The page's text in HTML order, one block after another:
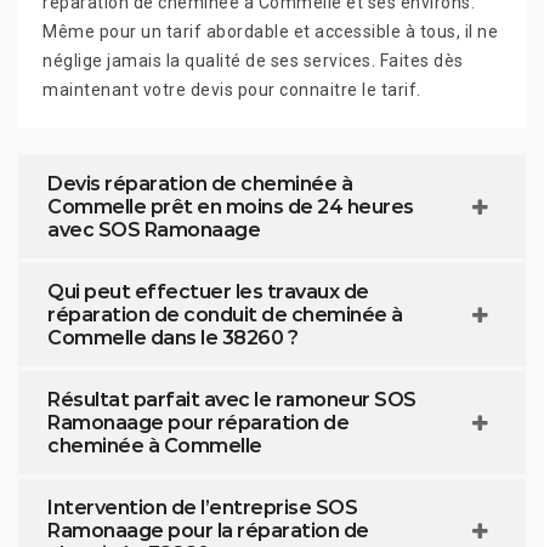
Même pour un tarif abordable et accessible à tous, il ne
néglige jamais la qualité de ses services. Faites dès
maintenant votre devis pour connaitre le tarif.
Devis réparation de cheminée à
Commelle prêt en moins de 24 heures
avec SOS Ramonaage
Qui peut effectuer les travaux de
réparation de conduit de cheminée à
Commelle dans le 38260 ?
Résultat parfait avec le ramoneur SOS
Ramonaage pour réparation de
cheminée à Commelle
Intervention de l’entreprise SOS
Ramonaage pour la réparation de